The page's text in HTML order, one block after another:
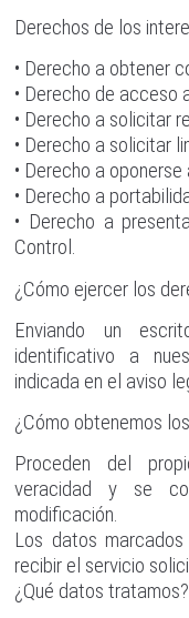
Derechos de los
• Derecho a obtener
• Derecho de acceso
• Derecho a solicitar
• Derecho a solicitar
• Derecho a
• Derecho a
• Derecho a
Control.
¿Cómo ejercer los
Enviando un
identificativo a
indicada en el aviso
¿Cómo obtenemos
Proceden del
veracidad y se
modificación.
Los datos
recibir el servicio
¿Qué datos tratamos?